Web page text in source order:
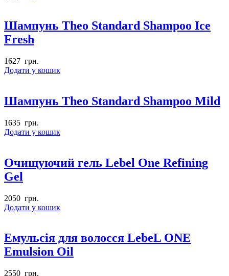
Шампунь Theo Standard Shampoo Ice
Fresh
1627 грн.
Додати у кошик
Шампунь Theo Standard Shampoo Mild
1635 грн.
Додати у кошик
Очищуючий гель Lebel One Refining
Gel
2050 грн.
Додати у кошик
Емульсія для волосся LebeL ONE
Emulsion Oil
2550 грн.